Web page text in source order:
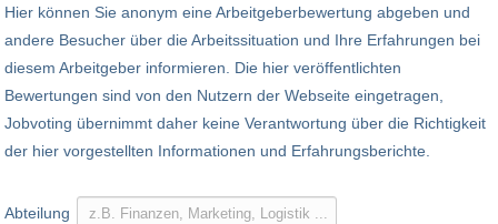
Hier können Sie anonym eine Arbeitgeberbewertung abgeben und
andere Besucher über die Arbeitssituation und Ihre Erfahrungen bei
diesem Arbeitgeber informieren. Die hier veröffentlichten
Bewertungen sind von den Nutzern der Webseite eingetragen,
Jobvoting übernimmt daher keine Verantwortung über die Richtigkeit
der hier vorgestellten Informationen und Erfahrungsberichte.
Abteilung